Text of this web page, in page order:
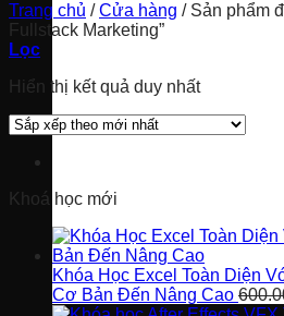
Trang chủ / Cửa hàng /Sản phẩm
Fullstack Marketing”
Lọc
Hiển thị kết quả duy nhất
Khoá học mới
Khóa Học Excel Toàn Diện
Cơ Bản Đến Nâng Cao